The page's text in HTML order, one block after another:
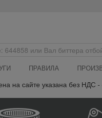
ПРАВИЛА
на сайте указана без НДС -